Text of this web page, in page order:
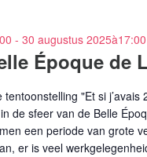
Époque de
- 30 augustus 2025à17:00
"Et si
de sfeer van de Belle
een periode van grote
er is veel